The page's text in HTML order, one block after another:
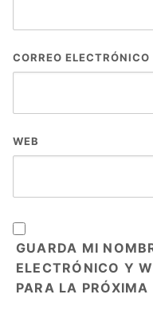
CORREO ELECTRÓNICO
WEB
GUARDA MI
ELECTRÓNICO Y
PARA LA